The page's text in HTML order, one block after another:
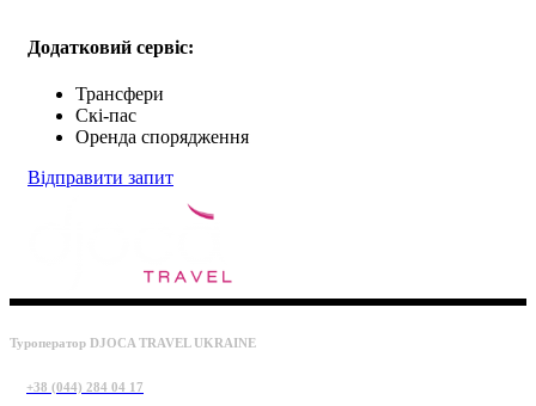
Додатковий сервіс:
Трансфери
Скі-пас
Оренда спорядження
Відправити запит
Туроператор DJOCA TRAVEL UKRAINE
+38 (044) 284 04 17